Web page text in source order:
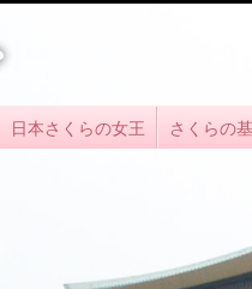
日本さくらの女王 さくらの